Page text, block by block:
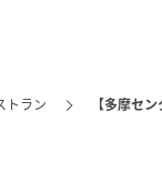
トラン 【多摩セ